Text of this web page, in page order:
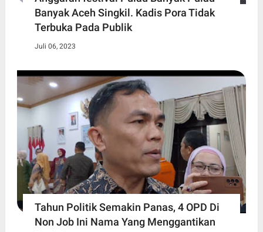
Banyak Aceh Singkil. Kadis Pora Tidak
Terbuka Pada Publik
Juli 06, 2023
Tahun Politik Semakin Panas, 4 OPD Di
Non Job Ini Nama Yang Menggantikan